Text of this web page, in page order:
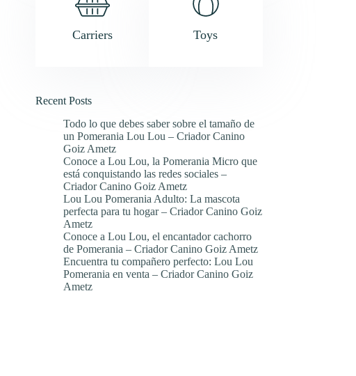
Carriers Toys
Recent Posts
Todo lo que debes saber sobre el tamaño de
un Pomerania Lou Lou – Criador Canino
Goiz Ametz
Conoce a Lou Lou, la Pomerania Micro que
está conquistando las redes sociales –
Criador Canino Goiz Ametz
Lou Lou Pomerania Adulto: La mascota
perfecta para tu hogar – Criador Canino Goiz
Ametz
Conoce a Lou Lou, el encantador cachorro
de Pomerania – Criador Canino Goiz Ametz
Encuentra tu compañero perfecto: Lou Lou
Pomerania en venta – Criador Canino Goiz
Ametz